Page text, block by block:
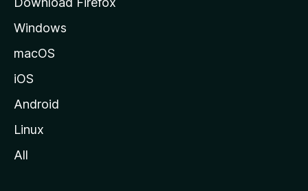
Windows
macOS
iOS
Android
Linux
All